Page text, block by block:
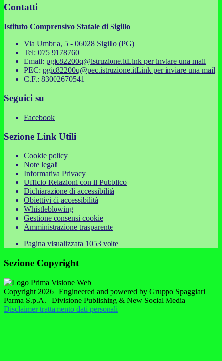
Contatti
Istituto Comprensivo Statale di Sigillo
Via Umbria, 5 - 06028 Sigillo (PG)
Tel: 075 9178760
Email: pgic82200q@istruzione.itLink per inviare una mail
PEC: pgic82200q@pec.istruzione.itLink per inviare una mail
C.F.: 83002670541
Seguici su
Facebook
Sezione Link Utili
Cookie policy
Note legali
Informativa Privacy
Ufficio Relazioni con il Pubblico
Dichiarazione di accessibilità
Obiettivi di accessibilità
Whistleblowing
Gestione consensi cookie
Amministrazione trasparente
Pagina visualizzata 1053 volte
Sezione Copyright
Copyright 2026 | Engineered and powered by Gruppo Spaggiari
Parma S.p.A. | Divisione Publishing & New Social Media
Disclaimer trattamento dati personali